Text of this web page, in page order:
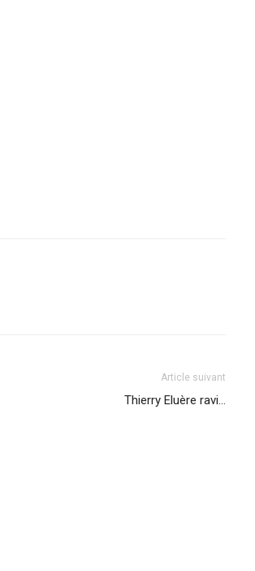
Article suivant
Thierry Eluère ravi…